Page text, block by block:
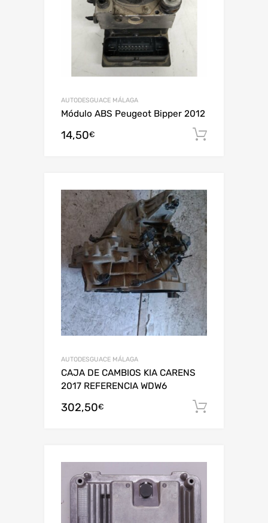
AUTODESGUACE MÁLAGA
Módulo ABS Peugeot Bipper 2012
14,50€
AUTODESGUACE MÁLAGA
CAJA DE CAMBIOS KIA CARENS
2017 REFERENCIA WDW6
302,50€